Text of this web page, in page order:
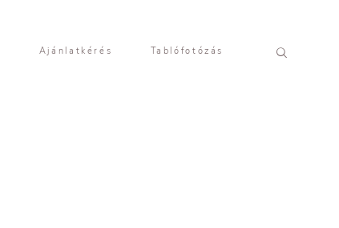
Ajánlatkérés Tablófotózás